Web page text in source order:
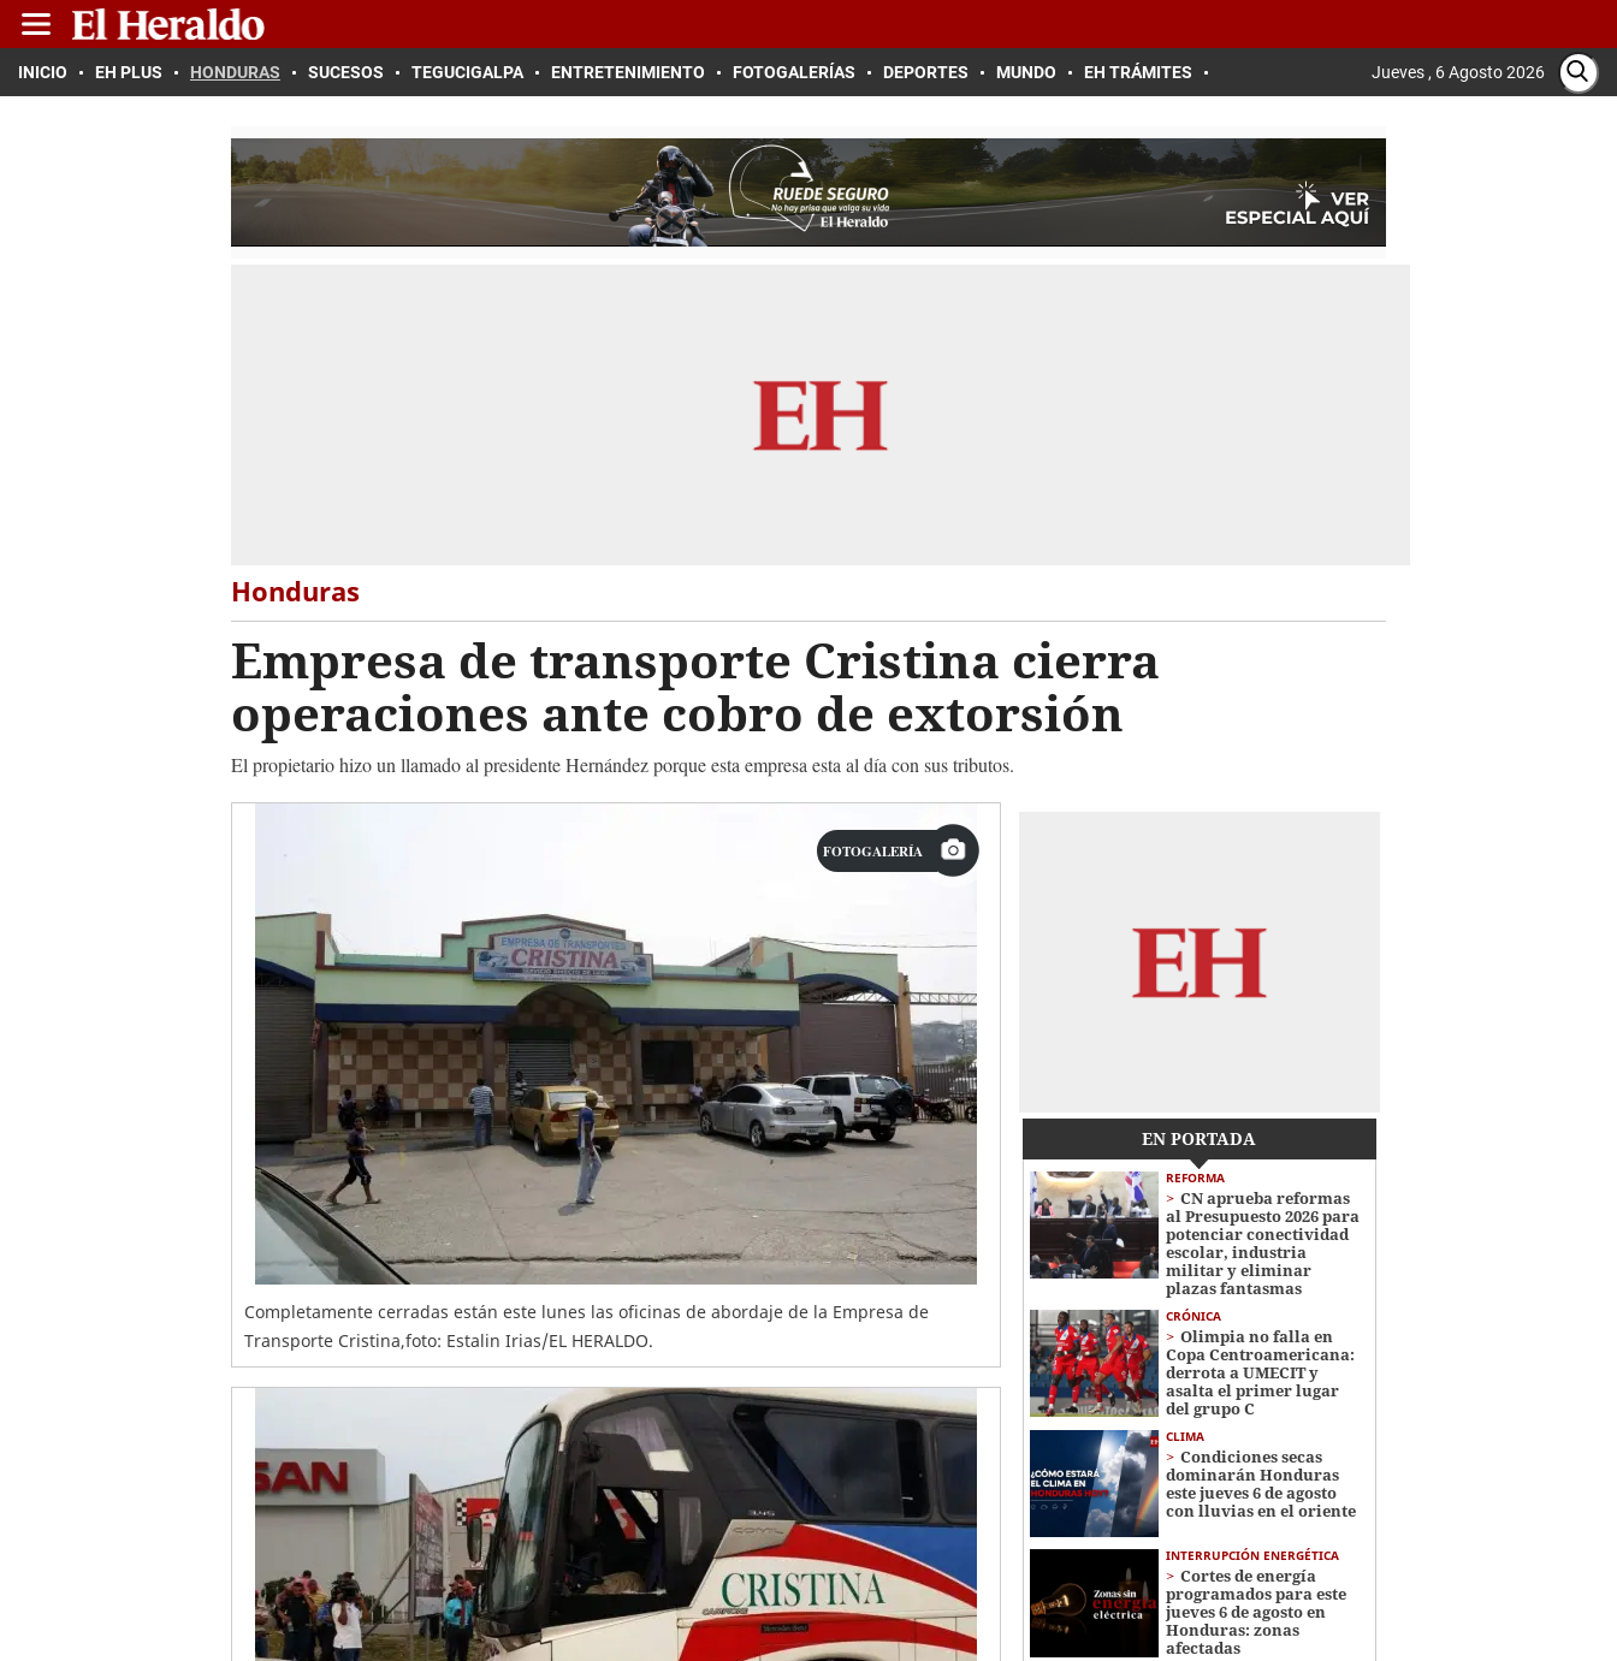
INICIO EH PLUS HONDURAS SUCESOS TEGUCIGALPA ENTRETENIMIENTO FOTOGALERÍAS DEPORTES MUNDO EH TRÁMITES Jueves , 6 Agosto 2026
Honduras
Empresa de transporte Cristina cierra
operaciones ante cobro de extorsión
El propietario hizo un llamado al presidente Hernández porque esta empresa esta al día con sus tributos.
FOTOGALERÍA
Completamente cerradas están este lunes las oficinas de abordaje de la Empresa de
Transporte Cristina,foto: Estalin Irias/EL HERALDO.
EN PORTADA
REFORMA
CN aprueba reformas
al Presupuesto 2026 para
potenciar conectividad
escolar, industria
militar y eliminar
plazas fantasmas
CRÓNICA
Olimpia no falla en
Copa Centroamericana:
derrota a UMECIT y
asalta el primer lugar
del grupo C
CLIMA
Condiciones secas
dominarán Honduras
este jueves 6 de agosto
con lluvias en el oriente
INTERRUPCIÓN ENERGÉTICA
Cortes de energía
programados para este
jueves 6 de agosto en
Honduras: zonas
afectadas